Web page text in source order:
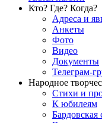
Кто? Где? Когда?
Адреса и
Анкеты
Фото
Видео
Документы
Телеграм-
Народное
Стихи и
К юбилеям
Бардовская